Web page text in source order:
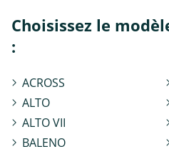
Choisissez le
:
ACROSS
ALTO
ALTO VII
BALENO